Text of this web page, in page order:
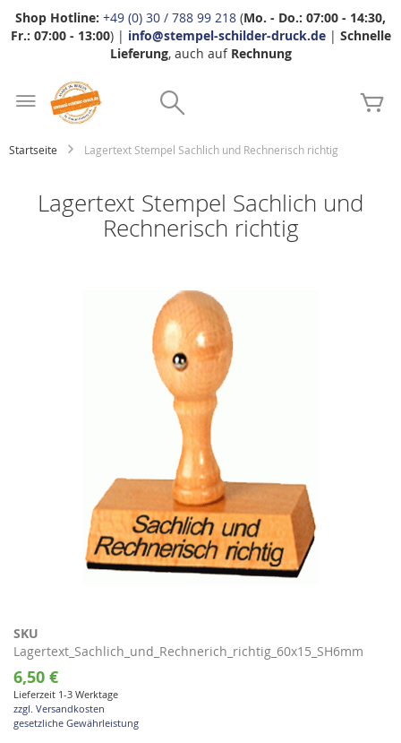
Shop Hotline: +49 (0) 30 / 788 99 218 (Mo. - Do.: 07:00 - 14:30,
Fr.: 07:00 - 13:00) | info@stempel-schilder-druck.de| Schnelle
Lieferung, auch auf Rechnung
Startseite Lagertext Stempel Sachlich und Rechnerisch richtig
Lagertext Stempel Sachlich und
Rechnerisch richtig
Zum
Anfang
der
Bildgalerie
springen
SKU
Lagertext_Sachlich_und_Rechnerich_richtig_60x15_SH6mm
6,50 €
Lieferzeit 1-3 Werktage
zzgl. Versandkosten
gesetzliche Gewährleistung